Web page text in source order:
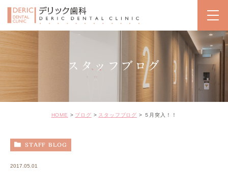
スタッフブログ
HOME ブログ スタッフブログ ５月突入！！
STAFF BLOG
2017.05.01